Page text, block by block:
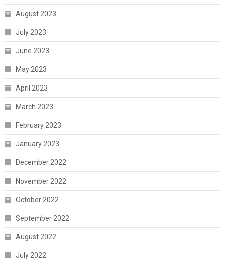
August 2023
July 2023
June 2023
May 2023
April 2023
March 2023
February 2023
January 2023
December 2022
November 2022
October 2022
September 2022
August 2022
July 2022